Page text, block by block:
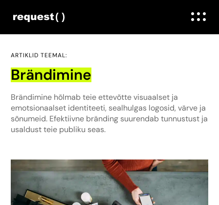
ARTIKLID TEEMAL:
Brändimine
Brändimine hõlmab teie ettevõtte visuaalset ja
emotsionaalset identiteeti, sealhulgas logosid, värve ja
sõnumeid. Efektiivne bränding suurendab tunnustust ja
usaldust teie publiku seas.